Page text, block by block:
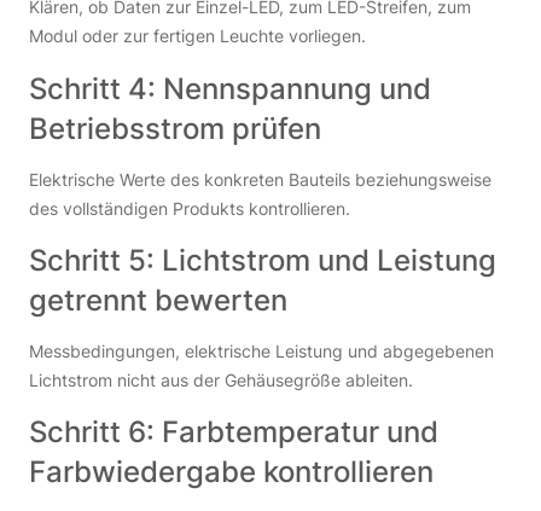
Klären, ob Daten zur Einzel-LED, zum LED-Streifen, zum
Modul oder zur fertigen Leuchte vorliegen.
Schritt 4: Nennspannung und
Betriebsstrom prüfen
Elektrische Werte des konkreten Bauteils beziehungsweise
des vollständigen Produkts kontrollieren.
Schritt 5: Lichtstrom und Leistung
getrennt bewerten
Messbedingungen, elektrische Leistung und abgegebenen
Lichtstrom nicht aus der Gehäusegröße ableiten.
Schritt 6: Farbtemperatur und
Farbwiedergabe kontrollieren